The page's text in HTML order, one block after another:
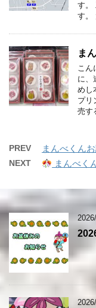
す。
す。
ま
こん
に、
めし
プリ
売す
PREV まんべくん
NEXT まんべく